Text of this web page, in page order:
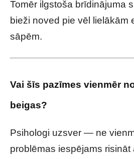
Tomēr ilgstoša brīdinājuma
bieži noved pie vēl lielākām
sāpēm.
Vai šīs pazīmes vienmēr
beigas?
Psihologi uzsver — ne
problēmas iespējams risināt